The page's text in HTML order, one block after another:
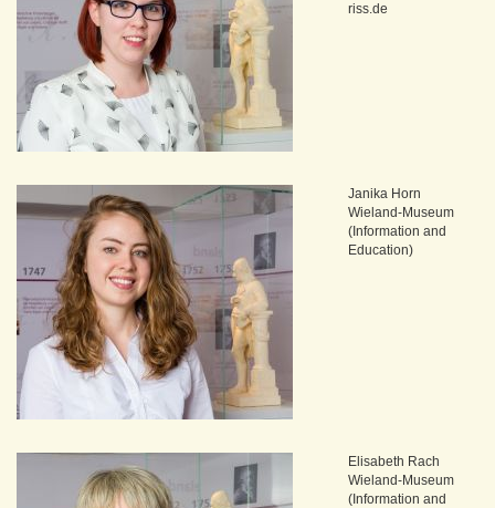
riss.de
Janika Horn
Wieland-Museum
(Information and
Education)
Elisabeth Rach
Wieland-Museum
(Information and